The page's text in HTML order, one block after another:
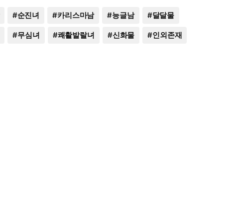
#순진녀 #카리스마남 #능글남 #달달물
#무심녀 #쾌활발랄녀 #신화물 #인외존재